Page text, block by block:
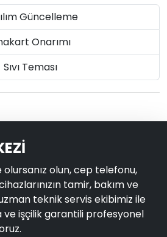
Güncelleme
Onarımı
Sıvı Teması
olun, cep telefonu,
tamir, bakım ve
teknik servis ekibimiz ile
işçilik garantili profesyonel